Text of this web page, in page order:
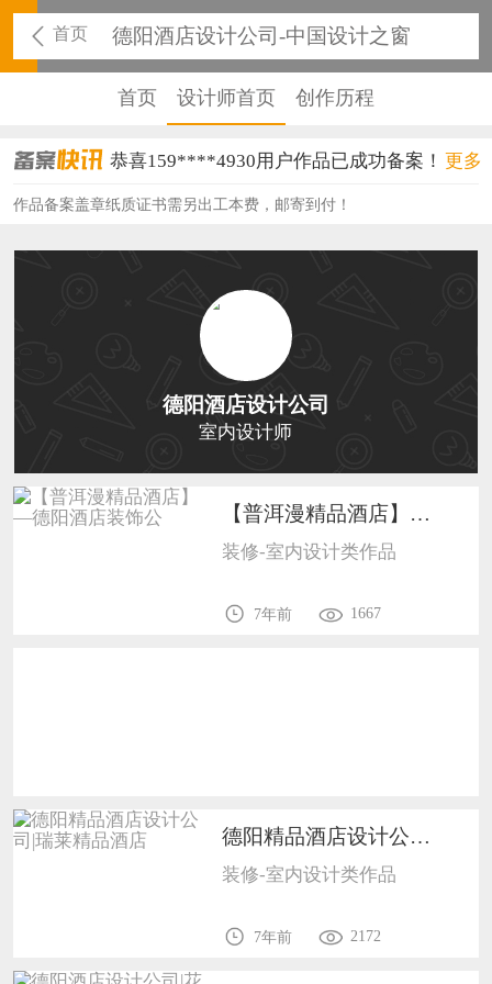
首页 德阳酒店设计公司-中国设计之窗
首页 设计师首页 创作历程
恭喜159****4930用户作品已成功备案！
恭喜150****6483用户作品已成功备案！
恭喜131****2473用户作品已成功备案！
恭喜159****4201用户作品已成功备案！
恭喜133****6466用户作品已成功备案！
恭喜131****1475用户作品已成功备案！
恭喜133****8874用户作品已成功备案！
恭喜138****8638用户作品已成功备案！
恭喜133****9020用户作品已成功备案！
恭喜136****9807用户作品已成功备案！
更多
作品备案盖章纸质证书需另出工本费，邮寄到付！
德阳酒店设计公司
室内设计师
【普洱漫精品酒店】—德阳酒店装饰公1702
装修-室内设计类作品
7年前 1667
德阳精品酒店设计公司|瑞莱精品酒店1702
装修-室内设计类作品
7年前 2172